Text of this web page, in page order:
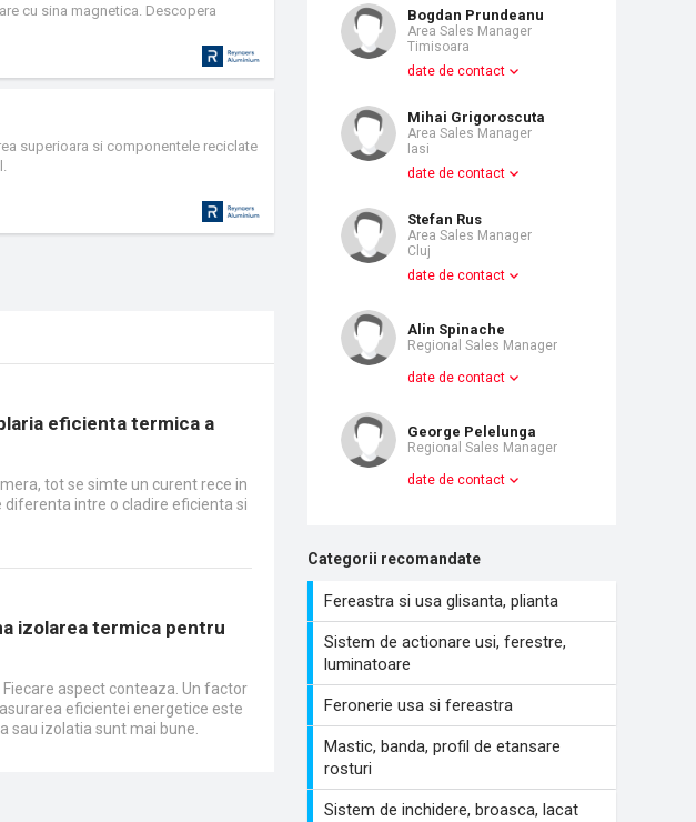
Bogdan Prundeanu
Area Sales Manager
Timisoara
date de contact
Mihai Grigoroscuta
Area Sales Manager
Iasi
date de contact
Stefan Rus
Area Sales Manager
Cluj
date de contact
Alin Spinache
Regional Sales Manager
date de contact
George Pelelunga
Regional Sales Manager
date de contact
Categorii recomandate
Fereastra si usa glisanta, plianta
Sistem de actionare usi, ferestre,
luminatoare
Feronerie usa si fereastra
Mastic, banda, profil de etansare
rosturi
Sistem de inchidere, broasca, lacat
cu sina magnetica. Descopera
superioara si componentele reciclate
eficienta termica a
tot se simte un curent rece in
intre o cladire eficienta si
izolarea termica pentru
aspect conteaza. Un factor
eficientei energetice este
sau izolatia sunt mai bune.